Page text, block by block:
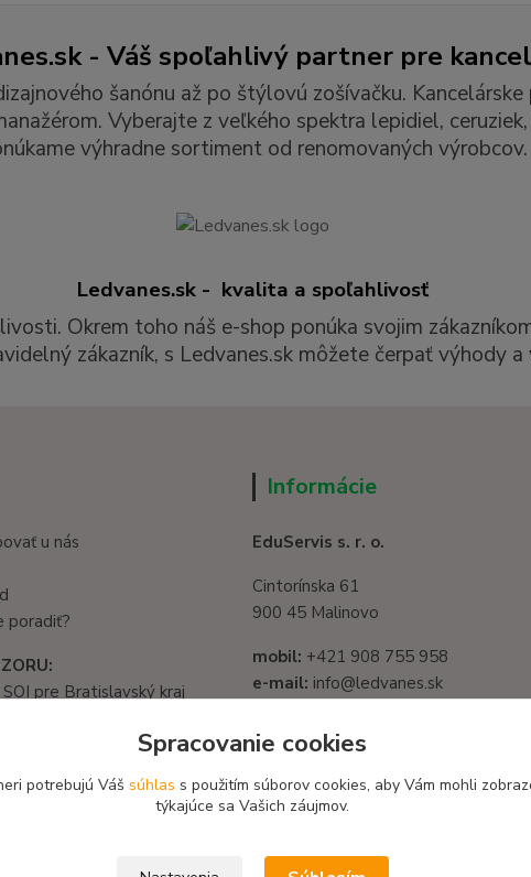
- Váš spoľahlivý partner pre
šanónu až po štýlovú zošívačku.
Vyberajte z veľkého spektra lepidiel,
výhradne sortiment od renomovaných výrobcov.
Ledvanes.sk - kvalita a spoľahlivosť
Okrem toho náš e-shop ponúka svojim
zákazník, s Ledvanes.sk môžete čerpať výhody
u nás
poradiť?
pre Bratislavský kraj
Informácie
EduServis s. r. o.
Cintorínska 61
900 45 Malinovo
mobil: +421 908 755 958
e-mail: info@ledvanes.sk
DIČ:2122156135
Spracovanie cookies
potrebujú Váš súhlas s použitím súborov cookies, aby Vám mohli
týkajúce sa Vašich záujmov.